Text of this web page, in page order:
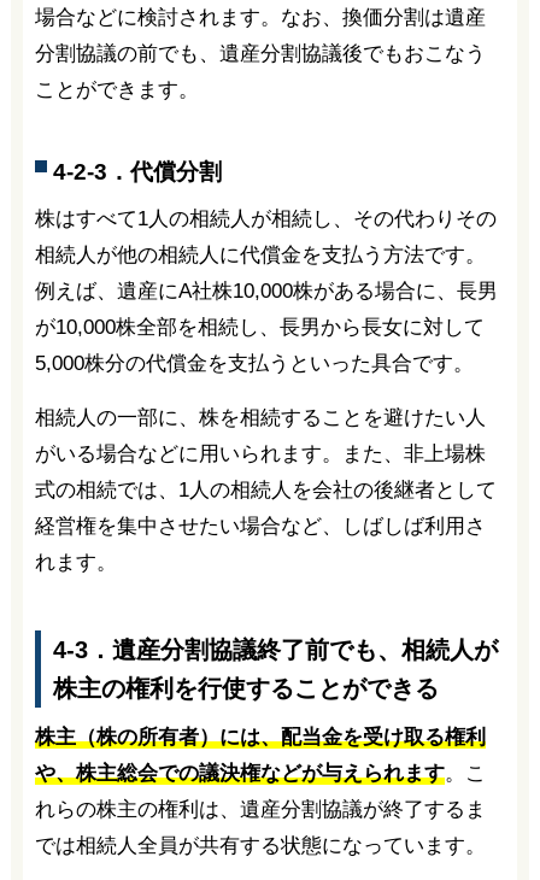
場合などに検討されます。なお、換価分割は遺産
分割協議の前でも、遺産分割協議後でもおこなう
ことができます。
4-2-3．代償分割
株はすべて1人の相続人が相続し、その代わりその
相続人が他の相続人に代償金を支払う方法です。
例えば、遺産にA社株10,000株がある場合に、長男
が10,000株全部を相続し、長男から長女に対して
5,000株分の代償金を支払うといった具合です。
相続人の一部に、株を相続することを避けたい人
がいる場合などに用いられます。また、非上場株
式の相続では、1人の相続人を会社の後継者として
経営権を集中させたい場合など、しばしば利用さ
れます。
4-3．遺産分割協議終了前でも、相続人が
株主の権利を行使することができる
株主（株の所有者）には、配当金を受け取る権利
や、株主総会での議決権などが与えられます。こ
れらの株主の権利は、遺産分割協議が終了するま
では相続人全員が共有する状態になっています。